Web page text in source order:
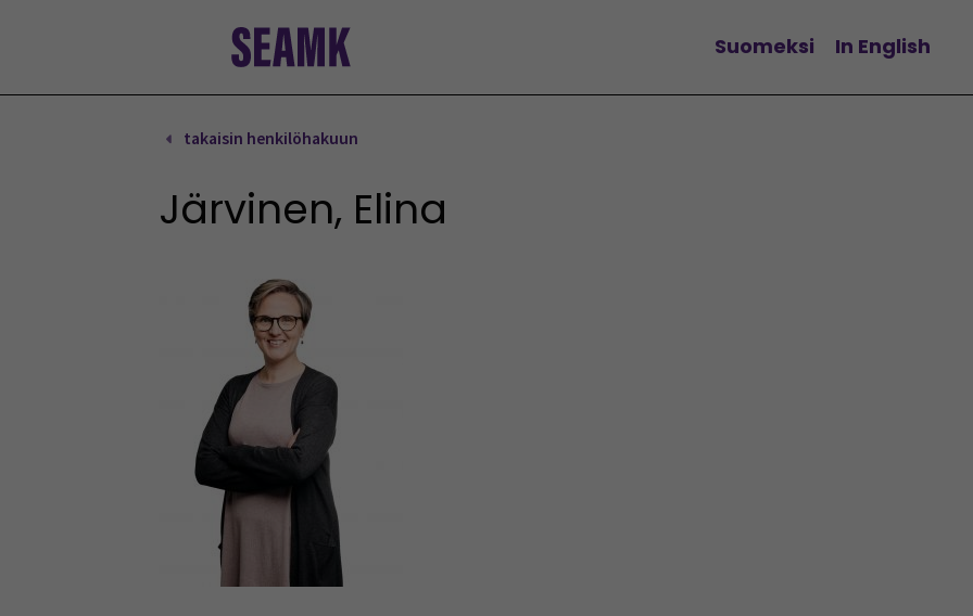
Vaihda kieltä
Suomeksi In English
takaisin henkilöhakuun
Järvinen, Elina